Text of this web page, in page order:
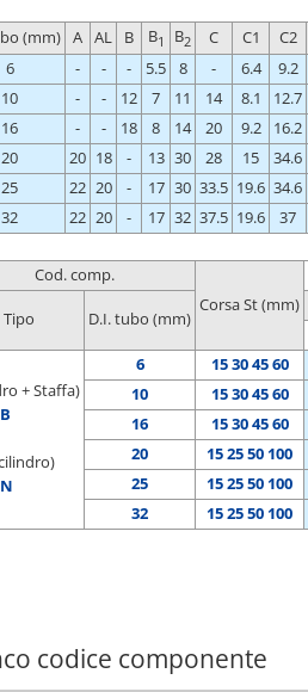
(mm) A AL B B1 B2 C C1 C2
6
- - - 5.5 8 - 6.4 9.2
10
- - 12 7 11 14 8.1 12.7
16
- - 18 8 14 20 9.2 16.2
20
20 18 - 13 30 28 15 34.6
25
22 20 - 17 30 33.5 19.6 34.6
32
22 20 - 17 32 37.5 19.6 37
Cod. comp.
Corsa St (mm)
Tipo D.I. tubo (mm)
+ Staffa)
6 15 30 45 60
10
15 30 45 60
16
15 30 45 60
20
15 25 50 100
25
15 25 50 100
32
15 25 50 100
codice componente